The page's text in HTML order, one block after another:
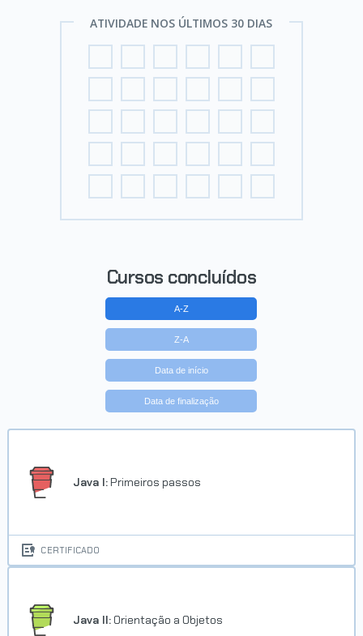
ATIVIDADE NOS ÚLTIMOS 30 DIAS
Cursos concluídos
A-Z
Z-A
Data de início
Data de finalização
Java I: Primeiros passos
CERTIFICADO
Java II: Orientação a Objetos